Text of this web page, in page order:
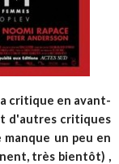
critique en avant-
d'autres critiques
un peu en
très bientôt) ,